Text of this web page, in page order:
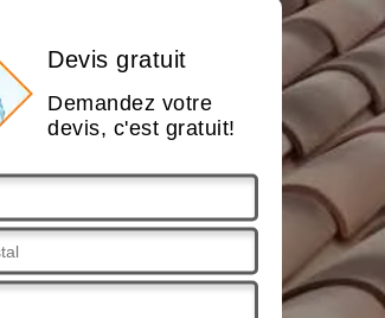
Devis gratuit
Demandez votre
devis, c'est gratuit!